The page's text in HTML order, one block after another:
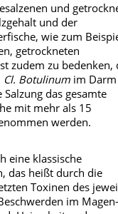
und
und der
wie zum
getrockneten
zudem zu bedenken,
Cl. Botulinum im
das gesamte
mit mehr als 15
werden.
eine klassische
das heißt durch die
Toxinen des
im